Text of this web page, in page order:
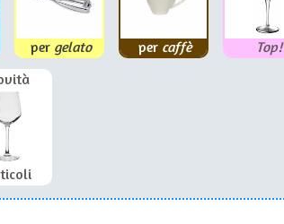
per gelato per caffè
Top!